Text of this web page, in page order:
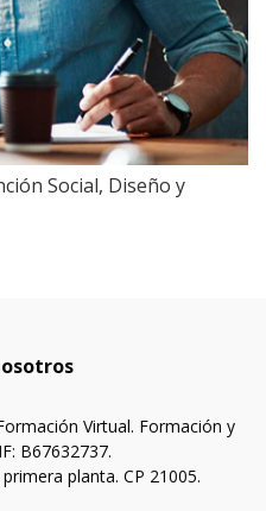
Social, Diseño y
Virtual. Formación y
B67632737.
planta. CP 21005.